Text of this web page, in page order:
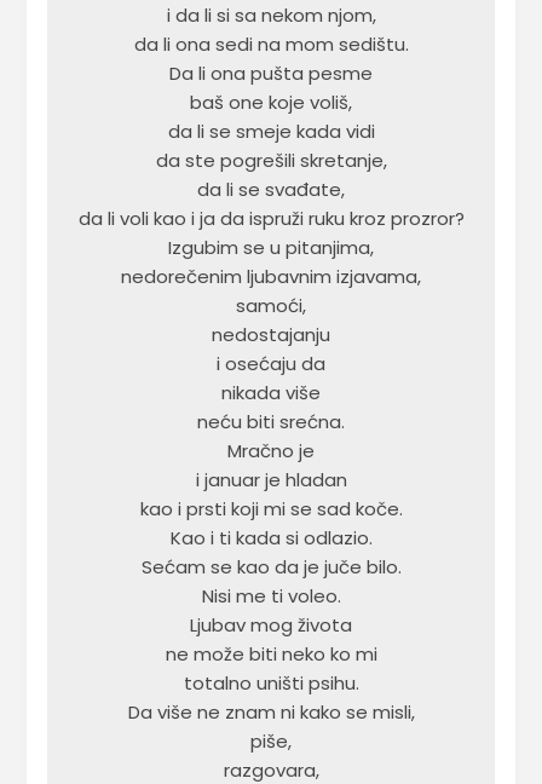
i da li si sa nekom njom,
da li ona sedi na mom sedištu.
Da li ona pušta pesme
baš one koje voliš,
da li se smeje kada vidi
da ste pogrešili skretanje,
da li se svađate,
da li voli kao i ja da ispruži ruku kroz prozror?
Izgubim se u pitanjima,
nedorečenim ljubavnim izjavama,
samoći,
nedostajanju
i osećaju da
nikada više
neću biti srećna.
Mračno je
i januar je hladan
kao i prsti koji mi se sad koče.
Kao i ti kada si odlazio.
Sećam se kao da je juče bilo.
Nisi me ti voleo.
Ljubav mog života
ne može biti neko ko mi
totalno uništi psihu.
Da više ne znam ni kako se misli,
piše,
razgovara,